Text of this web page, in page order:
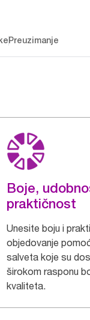
Preuzimanje
Boje,
praktičnost
Unesite boju i
objedovanje
salveta koje su
širokom rasponu
kvaliteta.